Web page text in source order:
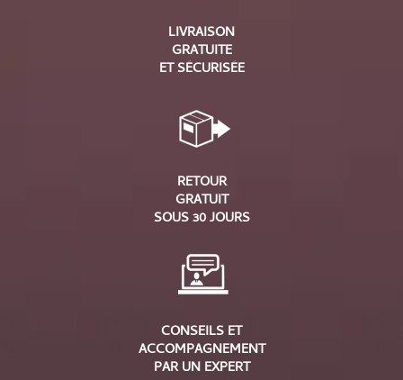
LIVRAISON
GRATUITE
ET SÉCURISÉE
RETOUR
GRATUIT
SOUS 30 JOURS
CONSEILS ET
ACCOMPAGNEMENT
PAR UN EXPERT